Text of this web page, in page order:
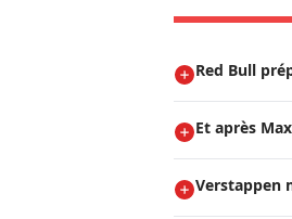
Red Bull
Et après
Verstappen